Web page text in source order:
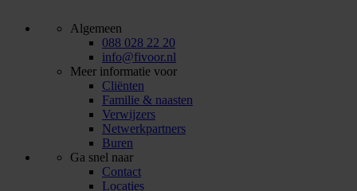
Algemeen
088 028 22 20
info@fivoor.nl
Meer informatie voor
Cliënten
Familie & naasten
Verwijzers
Netwerkpartners
Buren
Ga snel naar
Contact
Locaties